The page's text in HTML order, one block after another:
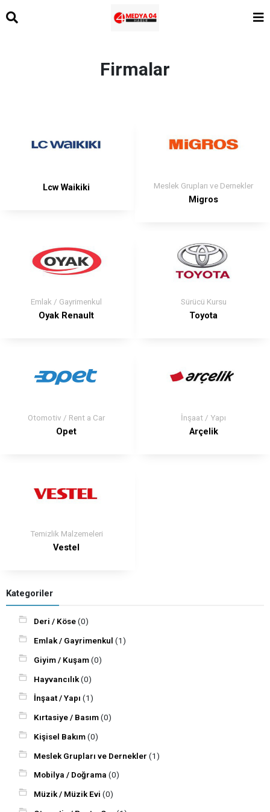
Firmalar
Lcw Waikiki Meslek Grupları ve Dernekler
Migros
Emlak / Gayrimenkul
Oyak Renault
Sürücü Kursu
Toyota
Otomotiv / Rent a Car
Opet
İnşaat / Yapı
Arçelik
Temizlik Malzemeleri
Vestel
Kategoriler
Deri / Köse(0)
Emlak / Gayrimenkul(1)
Giyim / Kuşam(0)
Hayvancılık(0)
İnşaat / Yapı(1)
Kırtasiye / Basım(0)
Kişisel Bakım(0)
Meslek Grupları ve Dernekler(1)
Mobilya / Doğrama(0)
Müzik / Müzik Evi(0)